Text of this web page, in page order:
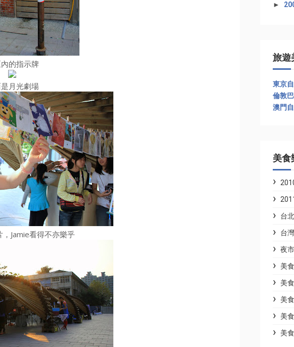
的指示牌
月光劇場
Jamie看得不亦樂乎
►
旅遊
東京
倫敦
澳門
美食
台
台
夜市
美
美
美
美
美